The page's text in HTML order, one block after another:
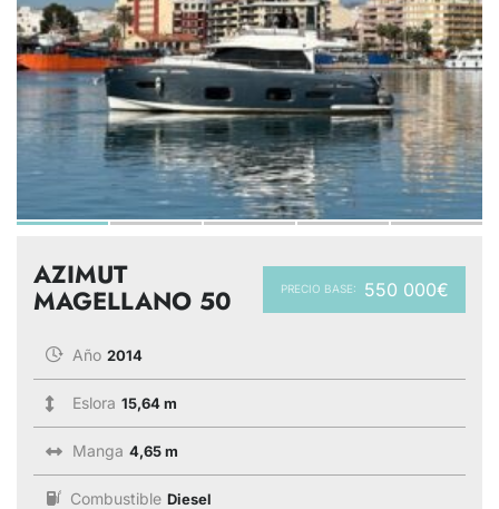
PRECIO BASE: 550 000€
AZIMUT
MAGELLANO 50
Año 2014
Eslora 15,64 m
Manga 4,65 m
Combustible Diesel